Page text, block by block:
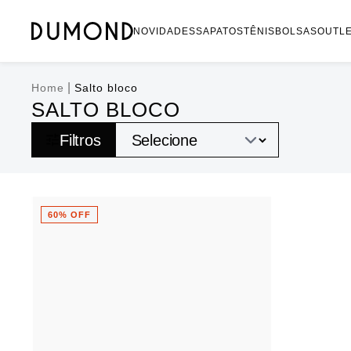
NOVIDADESSAPATOSTÊNISBOLSAS
Home Salto bloco
SALTO BLOCO
Filtros
60% OFF